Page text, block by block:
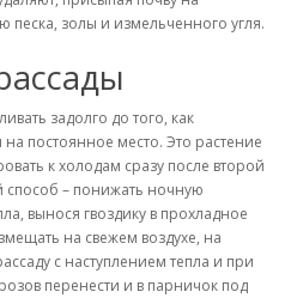
песка, золы и измельченного угля.
задолго до того, как
постоянное место. Это растение
к холодам сразу после второй
– понижать ночную
вынося гвоздику в прохладное
на свежем воздухе, на
с наступлением тепла и при
перенести и в парничок под